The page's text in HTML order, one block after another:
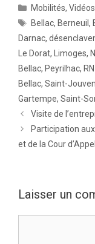
Catégories
Mobilités,Vidéos
Étiquettes
Bellac, Berneuil,
Darnac,
Le Dorat, Limoges,
Bellac, Peyrilhac,
Bellac, Saint-
Gartempe, Saint-
Visite de
Participation
et de la Cour
Laisser un